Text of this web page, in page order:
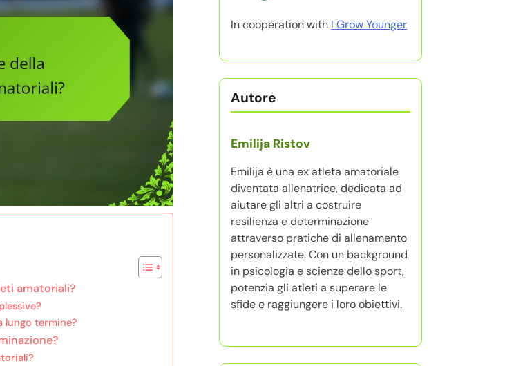
amatoriali?
lungo termine?
In cooperation with I Grow Younger
Autore
Emilija Ristov
Emilija è una ex atleta amatoriale
diventata allenatrice, dedicata ad
aiutare gli altri a costruire
resilienza e determinazione
attraverso pratiche di allenamento
personalizzate. Con un background
in psicologia e scienze dello sport,
potenzia gli atleti a superare le
sfide e raggiungere i loro obiettivi.